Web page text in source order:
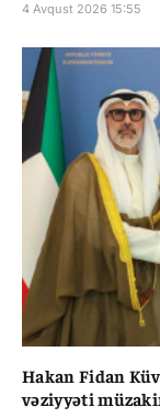
4 Avqust 2026 15:55
Hakan Fidan
vəziyyəti